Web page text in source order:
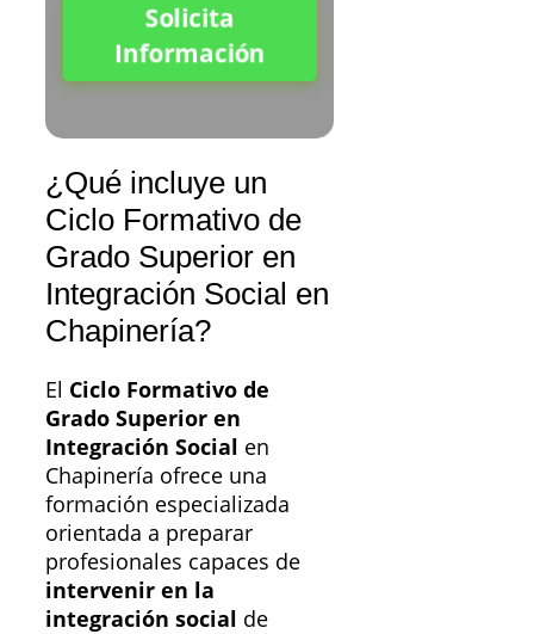
Solicita
Información
¿Qué incluye un
Ciclo Formativo de
Grado Superior en
Integración Social en
Chapinería?
El Ciclo Formativo de
Grado Superior en
Integración Social en
Chapinería ofrece una
formación especializada
orientada a preparar
profesionales capaces de
intervenir en la
integración social de